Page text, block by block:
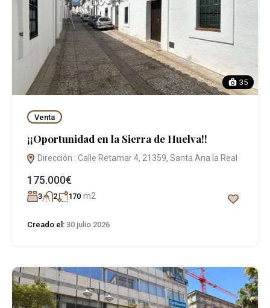
35
Venta
¡¡Oportunidad en la Sierra de Huelva!!
Dirección : Calle Retamar 4, 21359, Santa Ana la Real
175.000€
3 2 170 m2
Creado el: 30 julio 2026